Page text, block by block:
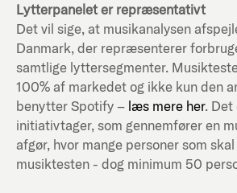
Lytterpanelet er repræsentativt
Det vil sige, at musikanalysen
Danmark, der repræsenterer
samtlige lyttersegmenter.
100% af markedet og ikke kun den
benytter Spotify – læs mere her. Det
initiativtager, som gennemfører en
afgør, hvor mange personer som
musiktesten - dog minimum 50